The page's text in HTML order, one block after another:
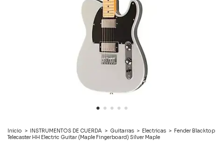
Inicio > INSTRUMENTOS DE CUERDA > Guitarras > Electricas > Fender Blacktop
Telecaster HH Electric Guitar (Maple Fingerboard) Silver Maple